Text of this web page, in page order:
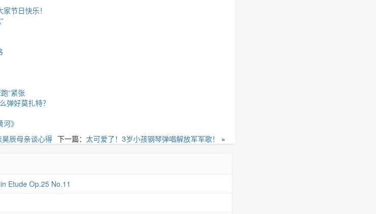
节日快乐！
“紧张
弹好莫扎特？
》
下一篇： 太可爱了！3岁小孩钢琴弹唱解放军军歌！ »
辰母亲谈心得
Etude Op.25 No.11